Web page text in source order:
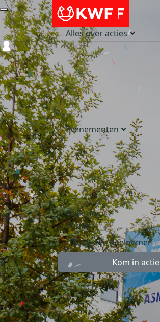
Alles over acties
Evenementen
Over ons
Contact
Kom in actie
Login